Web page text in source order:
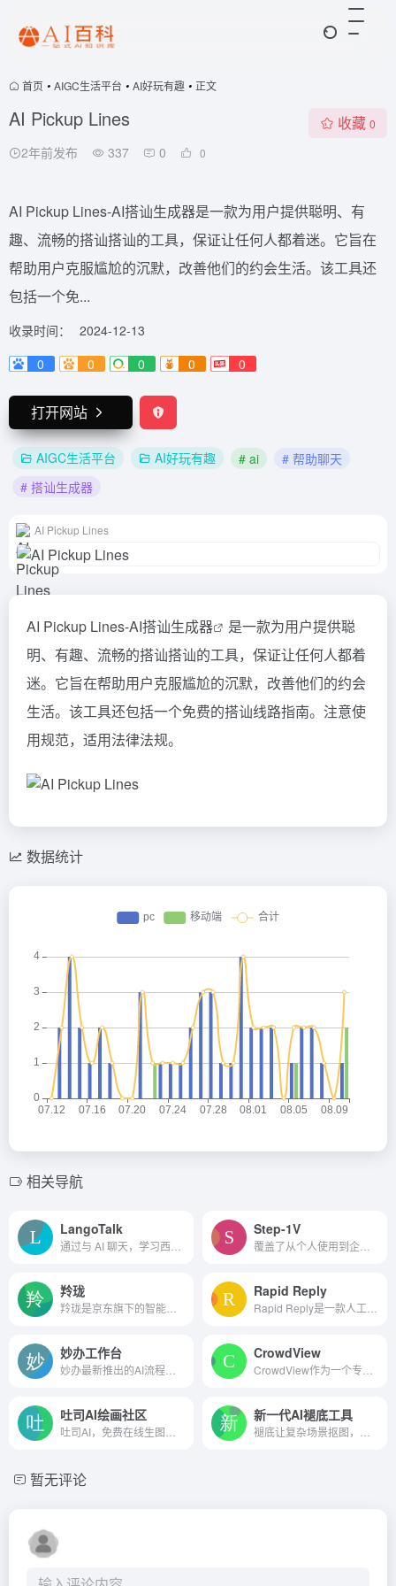
首页 • AIGC生活平台 • AI好玩有趣 • 正文
AI Pickup Lines
2年前发布 337 0 0
收藏 0
AI Pickup Lines-AI搭讪生成器是一款为用户提供聪明、有
趣、流畅的搭讪搭讪的工具，保证让任何人都着迷。它旨在
帮助用户克服尴尬的沉默，改善他们的约会生活。该工具还
包括一个免...
收录时间：
2024-12-13
0
0 0 0 0
打开网站
AIGC生活平台 AI好玩有趣 # ai
# 帮助聊天
# 搭讪生成器
AI Pickup Lines
AI Pickup Lines-AI搭讪生成器
是一款为用户提供聪
明、有趣、流畅的搭讪搭讪的工具，保证让任何人都着
迷。它旨在帮助用户克服尴尬的沉默，改善他们的约会
生活。该工具还包括一个免费的搭讪线路指南。注意使
用规范，适用法律法规。
数据统计
相关导航
LangoTalk Step-1V
羚珑 Rapid Reply
妙办工作台 CrowdView
吐司AI绘画社区 新一代AI褪底工具
暂无评论